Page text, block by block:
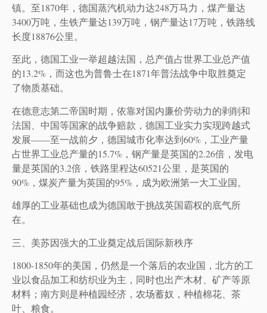
镇。至1870年，德国蒸汽机动力达248万马力，煤产量达
3400万吨，生铁产量达139万吨，钢产量达17万吨，铁路线
长度18876公里。
至此，德国工业一举超越法国，总产值占世界工业总产值
的13.2%，而这也为普鲁士在1871年普法战争中取胜奠定
了物质基础。
在德意志第二帝国时期，依靠对国内廉价劳动力的剥削和
法国、中国等国家的战争赔款，德国工业实力实现跨越式
发展——至一战前夕，德国城市化率达到60%，工业产量
占世界工业总产量的15.7%，钢产量是英国的2.26倍，发电
量是英国的3.2倍，铁路里程达60521公里，是英国的
90%，煤炭产量为英国的95%，成为欧洲第一大工业国。
雄厚的工业基础也成为德国敢于挑战英国霸权的底气所
在。
三、美苏因强大的工业奠定战后国际新秩序
1800-1850年的美国，仍然是一个落后的农业国，北方的工
业以食品加工和纺织业为主，同时也出产木材、矿产等原
材料；南方则是种植园经济，农场蓄奴，种植棉花、茶
叶、粮食。